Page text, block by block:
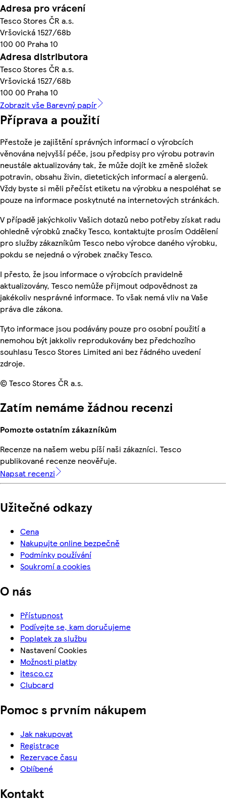
Adresa pro vrácení
Tesco Stores ČR a.s.
Vršovická 1527/68b
100 00 Praha 10
Adresa distributora
Tesco Stores ČR a.s.
Vršovická 1527/68b
100 00 Praha 10
Zobrazit vše Barevný papír
Příprava a použití
Přestože je zajištění správných informací o výrobcích
věnována nejvyšší péče, jsou předpisy pro výrobu potravin
neustále aktualizovány tak, že může dojít ke změně složek
potravin, obsahu živin, dietetických informací a alergenů.
Vždy byste si měli přečíst etiketu na výrobku a nespoléhat se
pouze na informace poskytnuté na internetových stránkách.
V případě jakýchkoliv Vašich dotazů nebo potřeby získat radu
ohledně výrobků značky Tesco, kontaktujte prosím Oddělení
pro služby zákazníkům Tesco nebo výrobce daného výrobku,
pokdu se nejedná o výrobek značky Tesco.
I přesto, že jsou informace o výrobcích pravidelně
aktualizovány, Tesco nemůže přijmout odpovědnost za
jakékoliv nesprávné informace. To však nemá vliv na Vaše
práva dle zákona.
Tyto informace jsou podávány pouze pro osobní použití a
nemohou být jakkoliv reprodukovány bez předchozího
souhlasu Tesco Stores Limited ani bez řádného uvedení
zdroje.
© Tesco Stores ČR a.s.
Zatím nemáme žádnou recenzi
Pomozte ostatním zákazníkům
Recenze na našem webu píší naši zákazníci. Tesco
publikované recenze neověřuje.
Napsat recenzi
Užitečné odkazy
Cena
Nakupujte online bezpečně
Podmínky používání
Soukromí a cookies
O nás
Přístupnost
Podívejte se, kam doručujeme
Poplatek za službu
Nastavení Cookies
Možnosti platby
itesco.cz
Clubcard
Pomoc s prvním nákupem
Jak nakupovat
Registrace
Rezervace času
Oblíbené
Kontakt